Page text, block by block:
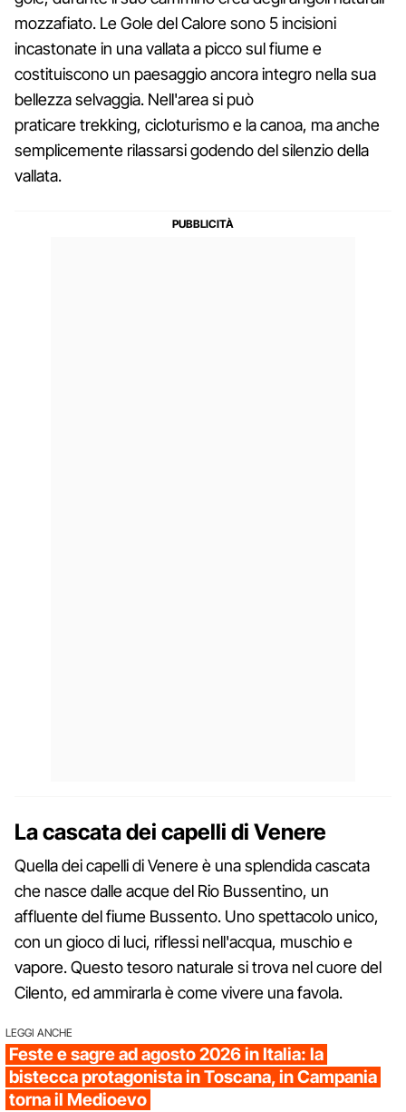
mozzafiato. Le Gole del Calore sono 5 incisioni
incastonate in una vallata a picco sul fiume e
costituiscono un paesaggio ancora integro nella sua
bellezza selvaggia. Nell'area si può
praticare trekking, cicloturismo e la canoa, ma anche
semplicemente rilassarsi godendo del silenzio della
vallata.
La cascata dei capelli di Venere
Quella dei capelli di Venere è una splendida cascata
che nasce dalle acque del Rio Bussentino, un
affluente del fiume Bussento. Uno spettacolo unico,
con un gioco di luci, riflessi nell'acqua, muschio e
vapore. Questo tesoro naturale si trova nel cuore del
Cilento, ed ammirarla è come vivere una favola.
LEGGI ANCHE
Feste e sagre ad agosto 2026 in Italia: la
bistecca protagonista in Toscana, in Campania
torna il Medioevo